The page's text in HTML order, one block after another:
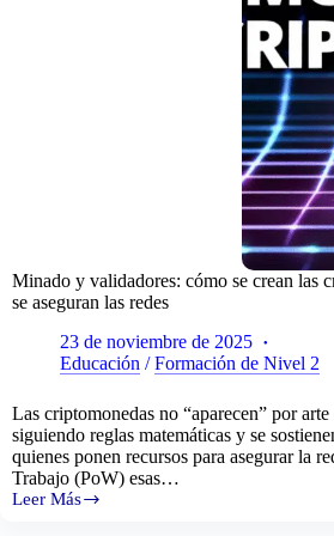
Minado y validadores: cómo se crean las
se aseguran las redes
23 de noviembre de 2025
Educación /Formación de Nivel 2
Las criptomonedas no “aparecen” por
siguiendo reglas matemáticas y se
quienes ponen recursos para asegurar la
Trabajo (PoW) esas…
Leer Más
Minado